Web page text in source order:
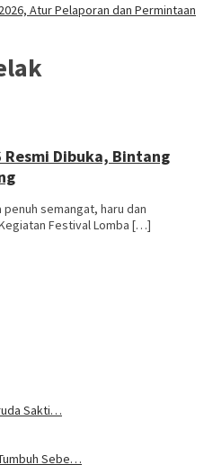
Atur Pelaporan dan Permintaan
Resmi Dibuka, Bintang
penuh semangat, haru dan
Festival Lomba […]
Sakti…
Sebe…